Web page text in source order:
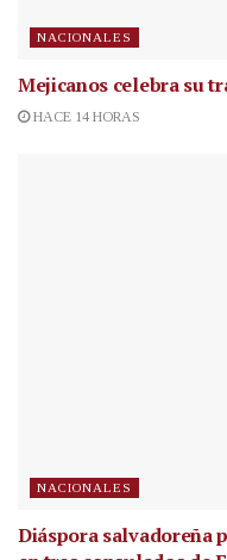
NACIONALES
Mejicanos celebra su
HACE 14 HORAS
NACIONALES
Diáspora salvadoreña